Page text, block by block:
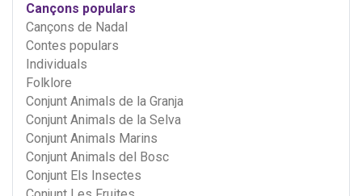
Cançons populars
Cançons de Nadal
Contes populars
Individuals
Folklore
Conjunt Animals de la Granja
Conjunt Animals de la Selva
Conjunt Animals Marins
Conjunt Animals del Bosc
Conjunt Els Insectes